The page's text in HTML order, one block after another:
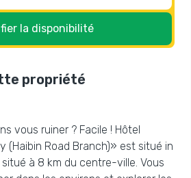
la disponibilité
propriété
vous ruiner ? Facile ! Hôtel
(Haibin Road Branch)» est situé in
à 8 km du centre-ville. Vous